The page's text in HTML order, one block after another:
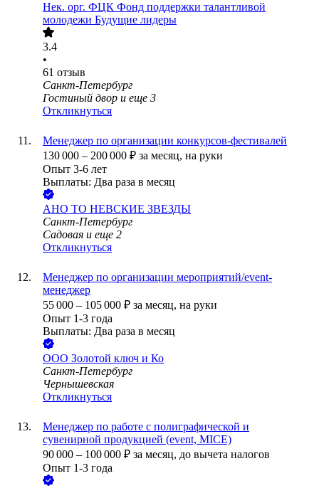
Нек. орг. ФЦК Фонд поддержки талантливой
молодежи Будущие лидеры
3.4
•
61 отзыв
Санкт-Петербург
Гостиный двор и еще 3
Откликнуться
Менеджер по организации конкурсов-фестивалей
130 000 – 200 000 ₽ за месяц, на руки
Опыт 3-6 лет
Выплаты: Два раза в месяц
АНО ТО НЕВСКИЕ ЗВЕЗДЫ
Санкт-Петербург
Садовая и еще 2
Откликнуться
Менеджер по организации мероприятий/event-
менеджер
55 000 – 105 000 ₽ за месяц, на руки
Опыт 1-3 года
Выплаты: Два раза в месяц
ООО Золотой ключ и Ко
Санкт-Петербург
Чернышевская
Откликнуться
Менеджер по работе с полиграфической и
сувенирной продукцией (event, MICE)
90 000 – 100 000 ₽ за месяц, до вычета налогов
Опыт 1-3 года